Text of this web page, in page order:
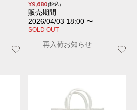
¥9,680 税込
販売期間
2026/04/03 18:00 〜
SOLD OUT
再入荷お知らせ